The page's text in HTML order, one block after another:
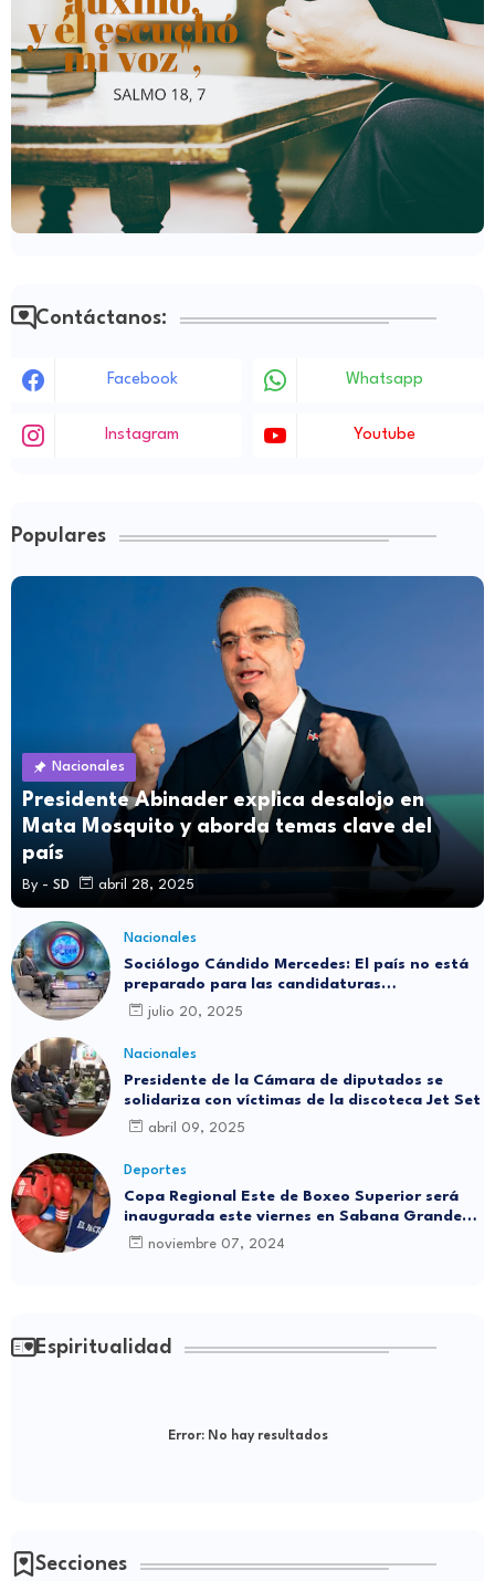
Contáctanos:
Facebook Whatsapp
Instagram Youtube
Populares
Nacionales
Presidente Abinader explica desalojo en
Mata Mosquito y aborda temas clave del
país
By - SD abril 28, 2025
Nacionales
Sociólogo Cándido Mercedes: El país no está
preparado para las candidaturas
independientes
julio 20, 2025
Nacionales
Presidente de la Cámara de diputados se
solidariza con víctimas de la discoteca Jet Set
abril 09, 2025
Deportes
Copa Regional Este de Boxeo Superior será
inaugurada este viernes en Sabana Grande
de Boyá
noviembre 07, 2024
Espiritualidad
Error:No hay resultados
Secciones